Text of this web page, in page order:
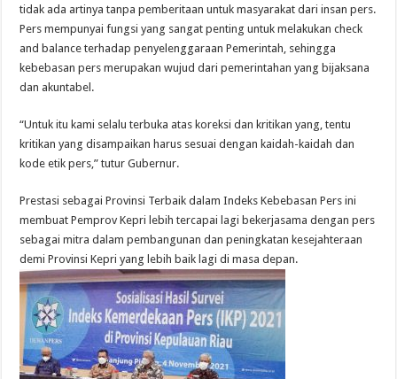
tidak ada artinya tanpa pemberitaan untuk masyarakat dari insan pers.
Pers mempunyai fungsi yang sangat penting untuk melakukan check
and balance terhadap penyelenggaraan Pemerintah, sehingga
kebebasan pers merupakan wujud dari pemerintahan yang bijaksana
dan akuntabel.
“Untuk itu kami selalu terbuka atas koreksi dan kritikan yang, tentu
kritikan yang disampaikan harus sesuai dengan kaidah-kaidah dan
kode etik pers,” tutur Gubernur.
Prestasi sebagai Provinsi Terbaik dalam Indeks Kebebasan Pers ini
membuat Pemprov Kepri lebih tercapai lagi bekerjasama dengan pers
sebagai mitra dalam pembangunan dan peningkatan kesejahteraan
demi Provinsi Kepri yang lebih baik lagi di masa depan.